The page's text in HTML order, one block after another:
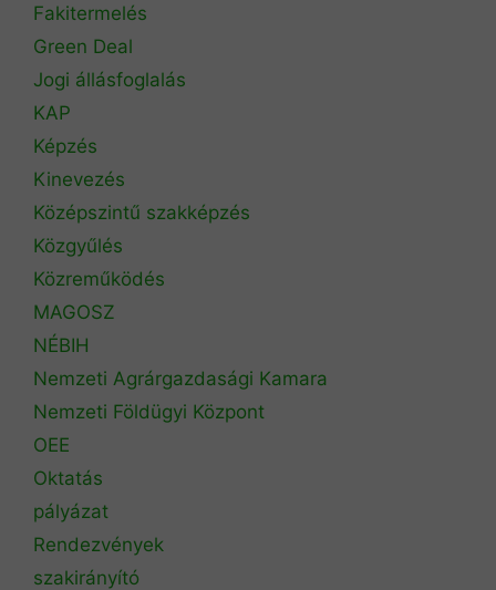
Fakitermelés
Green Deal
Jogi állásfoglalás
KAP
Képzés
Kinevezés
Középszintű szakképzés
Közgyűlés
Közreműködés
MAGOSZ
NÉBIH
Nemzeti Agrárgazdasági Kamara
Nemzeti Földügyi Központ
OEE
Oktatás
pályázat
Rendezvények
szakirányító